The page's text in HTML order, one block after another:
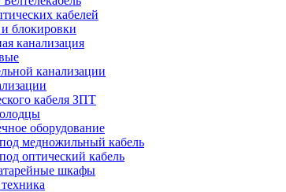
кабелей
блокировки
канализация
канализации
кабеля ЗПТ
оборудование
медножильный кабель
оптический кабель
шкафы